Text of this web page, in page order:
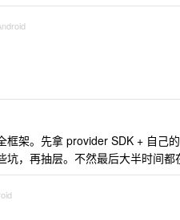
框架。先拿 provider SDK + 自己
，再抽层。不然最后大半时间都